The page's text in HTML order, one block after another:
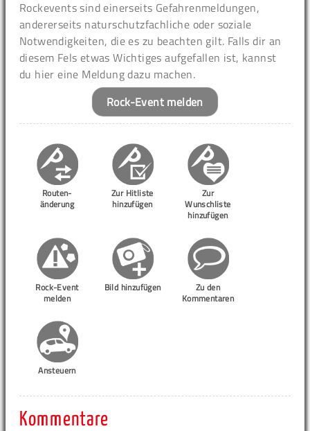
Rockevents sind einerseits Gefahrenmeldungen,
andererseits naturschutzfachliche oder soziale
Notwendigkeiten, die es zu beachten gilt. Falls dir an
diesem Fels etwas Wichtiges aufgefallen ist, kannst
du hier eine Meldung dazu machen.
Rock-Event melden
Routen-
änderung
Zur Hitliste
hinzufügen
Zur
Wunschliste
hinzufügen
Rock-Event
melden
Bild hinzufügen
Zu den
Kommentaren
Ansteuern
Kommentare